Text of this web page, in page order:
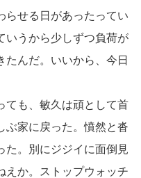
らせる日があったってい
いうから少しずつ負荷が
たんだ。いいから、今日
も、敏久は頑として首
ぶ家に戻った。憤然と沓
た。別にジジイに面倒見
えか。ストップウォッチ